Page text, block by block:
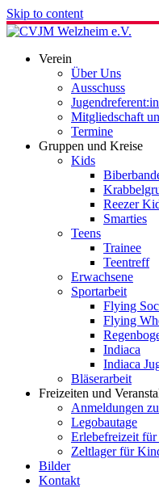
Skip to content
Verein
Über Uns
Ausschuss
Jugendreferent:in
Mitgliedschaft
Termine
Gruppen und Kreise
Kids
Reezer
Smarties
Teens
Trainee
Teentreff
Erwachsene
Sportarbeit
Flying
Flying
Indiaca
Indiaca
Bläserarbeit
Freizeiten und
Anmeldungen
Legobautage
Erlebefreizeit für
Zeltlager für
Bilder
Kontakt